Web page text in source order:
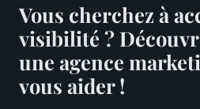
Vous cherchez à
visibilité ?
une agence
vous aider !